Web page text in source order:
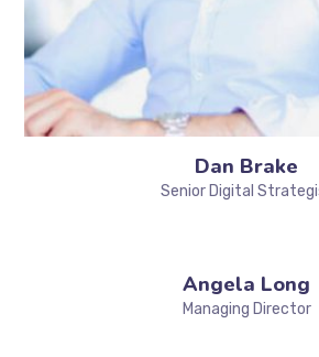
Dan Brake
Senior Digital
Angela Long
Managing Director